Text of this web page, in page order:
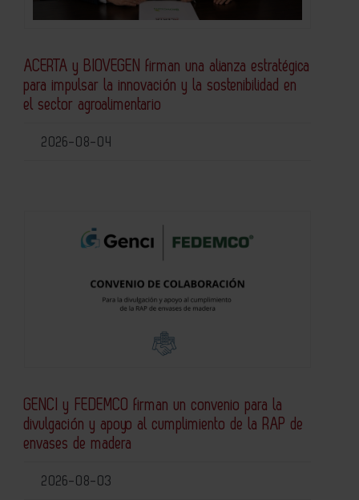
ACERTA y BIOVEGEN firman una alianza estratégica
para impulsar la innovación y la sostenibilidad en
el sector agroalimentario
2026-08-04
GENCI y FEDEMCO firman un convenio para la
divulgación y apoyo al cumplimiento de la RAP de
envases de madera
2026-08-03